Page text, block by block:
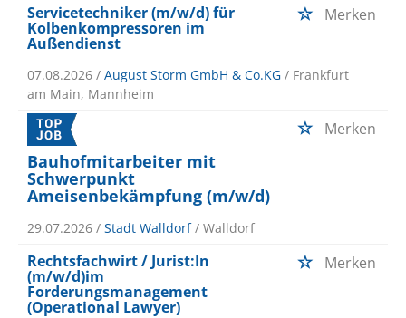
Servicetechniker (m/w/d) für
Kolbenkompressoren im
Außendienst
Merken
07.08.2026 / August Storm GmbH & Co.KG / Frankfurt
am Main, Mannheim
Bauhofmitarbeiter mit
Schwerpunkt
Ameisenbekämpfung (m/w/d)
Merken
29.07.2026 / Stadt Walldorf / Walldorf
Rechtsfachwirt / Jurist:In
(m/w/d)im
Forderungsmanagement
(Operational Lawyer)
Merken